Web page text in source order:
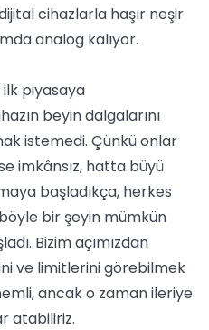
cihazlarla haşır neşir
analog kalıyor.
piyasaya
beyin dalgalarını
istemedi. Çünkü onlar
imkânsız, hatta büyü
başladıkça, herkes
bir şeyin mümkün
Bizim açımızdan
ve limitlerini görebilmek
ancak o zaman ileriye
atabiliriz.